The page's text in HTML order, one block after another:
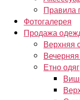
Правила
Фотогалерея
Продажа
Верхняя
Етно одяг